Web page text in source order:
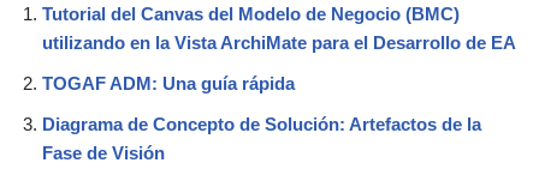
Tutorial del Canvas del Modelo de Negocio (BMC)
utilizando en la Vista ArchiMate para el Desarrollo de EA
TOGAF ADM: Una guía rápida
Diagrama de Concepto de Solución: Artefactos de la
Fase de Visión